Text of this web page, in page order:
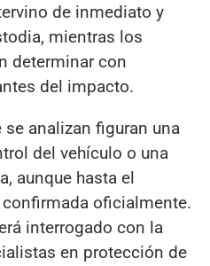
de inmediato y
mientras los
determinar con
del impacto.
analizan figuran una
del vehículo o una
aunque hasta el
oficialmente.
interrogado con la
en protección de